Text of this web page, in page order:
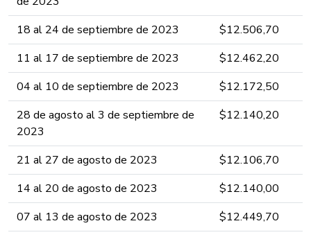
18 al 24​ de septiembre ​​​​de 2023 ​​​​​​​​​​
​$12.506,​​​​​​​​​​​​​7​​​​​0​​​​​​​​​​​​
11 al 17​ de septiembre ​​​​de 2023 ​​​​​​​​​​
​$12.462,​​​​​​​​​​​​​2​​​0​​​​​​​​​​​​
04 al 10​ de septiembre ​​​​de 2023 ​​​​​​​​​​
​$12.172​​,​​​​​​​​​​​​​5​​0​​​​​​​​​​​​
28 de agosto al 3​ de septiembre ​​​​de
2023 ​​​​​​​​​
​$12.140​​,​​​​​​​​​​​​​2​0​​​​​​​​​​​​
21 al 27 de agosto ​​​​de 2023 ​​​​​​​​​
​$12.106,​​​​​​​​​​​​​70​​​​​​​​​​​​
14 al 20​ de agosto ​​​​de 2023 ​​​​​​​​​
​$12.140​​,​​​​​​​​​​​​​00​​​​​​​​​​​​
07 al 13​ de agosto ​​​​de 2023 ​​​​​​​​​
​$12.4​49​​,​​​​​​​​​​​​​70​​​​​​​​​​​​